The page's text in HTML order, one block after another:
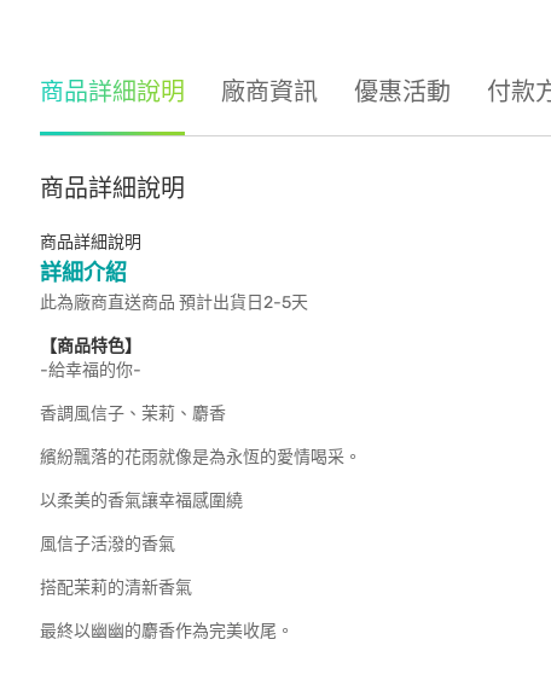
商品詳細說明 廠商資訊 優惠活動 付款
商品詳細說明
商品詳細說明
詳細介紹
此為廠商直送商品 預計出貨日2-5天
【商品特色】
-給幸福的你-
香調風信子、茉莉、麝香
繽紛飄落的花雨就像是為永恆的愛情喝采。
以柔美的香氣讓幸福感圍繞
風信子活潑的香氣
搭配茉莉的清新香氣
最終以幽幽的麝香作為完美收尾。